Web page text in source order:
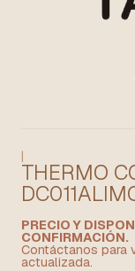
|
THERMO
PRECIO Y
CONFIRMACIÓN.
Contáctanos para
actualizada.